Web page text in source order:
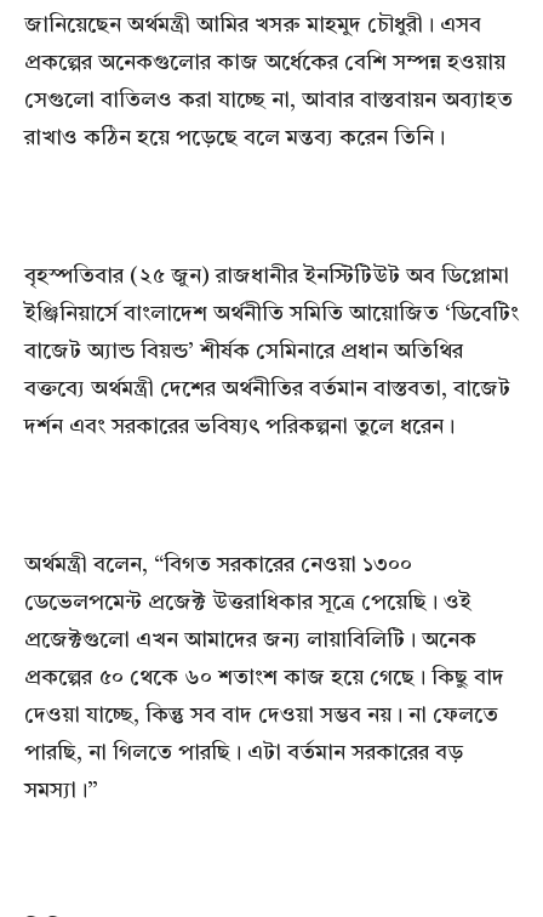
জানিয়েছেন অর্থমন্ত্রী আমির খসরু মাহমুদ চৌধুরী। এসব
প্রকল্পের অনেকগুলোর কাজ অর্ধেকের বেশি সম্পন্ন হওয়ায়
সেগুলো বাতিলও করা যাচ্ছে না, আবার বাস্তবায়ন অব্যাহত
রাখাও কঠিন হয়ে পড়েছে বলে মন্তব্য করেন তিনি।
বৃহস্পতিবার (২৫ জুন) রাজধানীর ইনস্টিটিউট অব ডিপ্লোমা
ইঞ্জিনিয়ার্সে বাংলাদেশ অর্থনীতি সমিতি আয়োজিত ‘ডিবেটিং
বাজেট অ্যান্ড বিয়ন্ড’ শীর্ষক সেমিনারে প্রধান অতিথির
বক্তব্যে অর্থমন্ত্রী দেশের অর্থনীতির বর্তমান বাস্তবতা, বাজেট
দর্শন এবং সরকারের ভবিষ্যৎ পরিকল্পনা তুলে ধরেন।
অর্থমন্ত্রী বলেন, “বিগত সরকারের নেওয়া ১৩০০
ডেভেলপমেন্ট প্রজেক্ট উত্তরাধিকার সূত্রে পেয়েছি। ওই
প্রজেক্টগুলো এখন আমাদের জন্য লায়াবিলিটি। অনেক
প্রকল্পের ৫০ থেকে ৬০ শতাংশ কাজ হয়ে গেছে। কিছু বাদ
দেওয়া যাচ্ছে, কিন্তু সব বাদ দেওয়া সম্ভব নয়। না ফেলতে
পারছি, না গিলতে পারছি। এটা বর্তমান সরকারের বড়
সমস্যা।”